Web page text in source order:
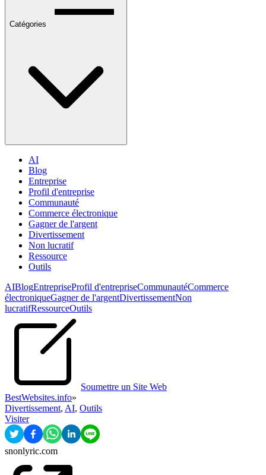
Catégories
AI
Blog
Entreprise
Profil d'entreprise
Communauté
Commerce électronique
Gagner de l'argent
Divertissement
Non lucratif
Ressource
Outils
AIBlogEntrepriseProfil d'entrepriseCommunautéCommerce
électroniqueGagner de l'argentDivertissementNon
lucratifRessourceOutils
Soumettre un Site Web
BestWebsites.info»
Divertissement, AI, Outils
Visiter
snonlyric.com